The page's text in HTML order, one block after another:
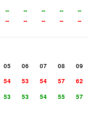
-- -- -- --
--
-- -- -- -- --
05 06 07 08
09
54 53 54 57
62
53 53 54 55
57